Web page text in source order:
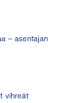
– asentajan
vihreät